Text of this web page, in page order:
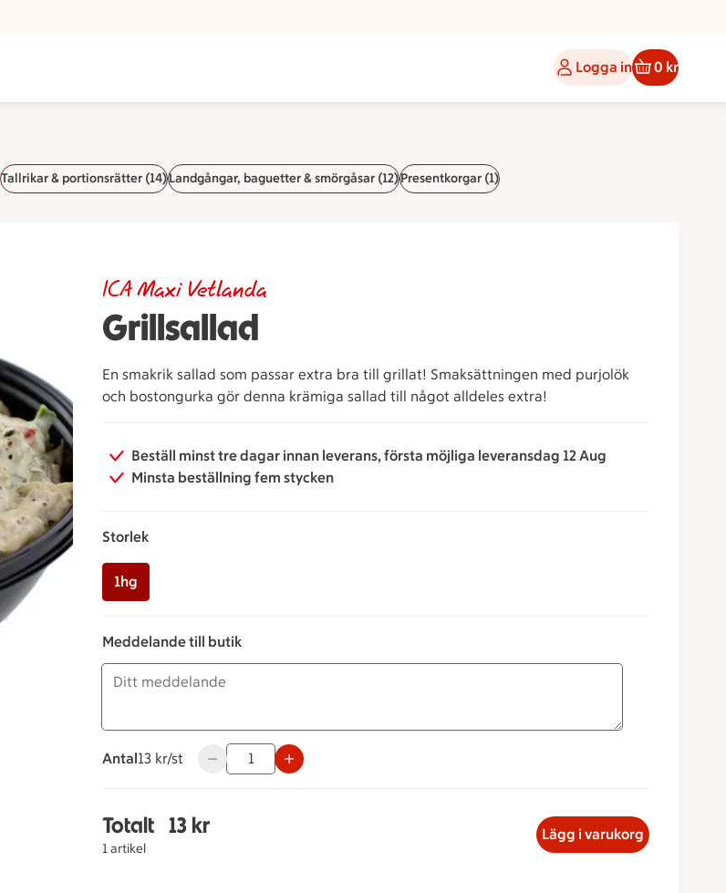
Logga in 0 kr
Tallrikar & portionsrätter (14)Landgångar, baguetter & smörgåsar (12)Presentkorgar (1)
Grillsallad
ICA Maxi Vetlanda
En smakrik sallad som passar extra bra till grillat! Smaksättningen med purjolök
och bostongurka gör denna krämiga sallad till något alldeles extra!
Beställ minst tre dagar innan leverans, första möjliga leveransdag 12 Aug
Minsta beställning fem stycken
Storlek
1hg
Meddelande till butik
Antal
13 kronor styck
13 kr/st Använd knapparna för att minska eller öka värdet, eller ange ett värde
Totalt
1 artikel
Totalt 1 stycken Grillsallad Storlek 1HG, 13 kronor
13 kr Lägg i varukorg